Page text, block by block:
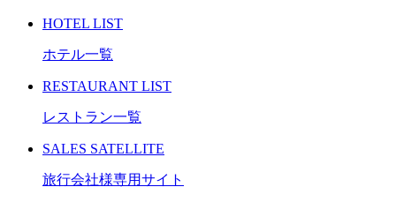
HOTEL LIST
ホテル一覧
RESTAURANT LIST
レストラン一覧
SALES SATELLITE
旅行会社様専用サイト